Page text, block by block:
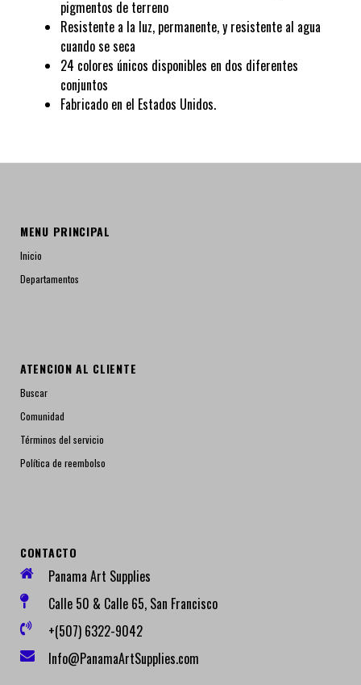
pigmentos de terreno
Resistente a la luz, permanente, y resistente al agua
cuando se seca
24 colores únicos disponibles en dos diferentes
conjuntos
Fabricado en el Estados Unidos.
MENU PRINCIPAL
Inicio
Departamentos
ATENCION AL CLIENTE
Buscar
Comunidad
Términos del servicio
Política de reembolso
CONTACTO
Panama Art Supplies
Calle 50 & Calle 65, San Francisco
+(507) 6322-9042
Info@PanamaArtSupplies.com